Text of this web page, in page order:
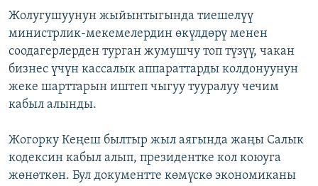
Жолугушуунун жыйынтыгында тиешелүү
министрлик-мекемелердин өкүлдөрү менен
соодагерлерден турган жумушчу топ түзүү, чакан
бизнес үчүн кассалык аппараттарды колдонуунун
жеке шарттарын иштеп чыгуу тууралуу чечим
кабыл алынды.
Жогорку Кеңеш былтыр жыл аягында жаңы Салык
кодексин кабыл алып, президентке кол коюуга
жөнөткөн. Бул документте көмүскө экономиканы